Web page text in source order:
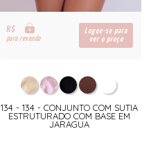
R$
para revenda
Logue-se para
ver o preço
134 - 134 - CONJUNTO COM SUTIA
ESTRUTURADO COM BASE EM
JARAGUA